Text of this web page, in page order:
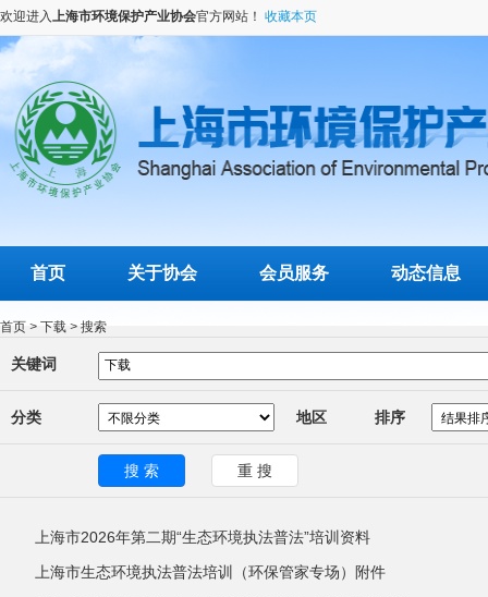
欢迎进入上海市环境保护产业协会官方网站！ 收藏本页
首页 关于协会 会员服务 动态信息
首页 > 下载 > 搜索
关键词
分类 地区 排序
上海市2026年第二期“生态环境执法普法”培训资料
上海市生态环境执法普法培训（环保管家专场）附件